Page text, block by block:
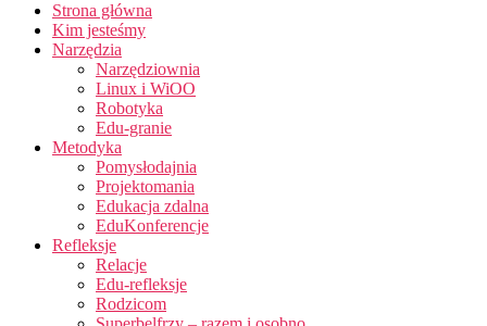
Strona główna
Kim jesteśmy
Narzędzia
Narzędziownia
Linux i WiOO
Robotyka
Edu-granie
Metodyka
Pomysłodajnia
Projektomania
Edukacja zdalna
EduKonferencje
Refleksje
Relacje
Edu-refleksje
Rodzicom